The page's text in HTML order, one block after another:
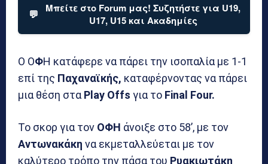
💬
Μπείτε στο Forum μας! Συζητήστε για U19,
U17, U15 και Ακαδημίες
Ο ΟΦΗ κατάφερε να πάρει την ισοπαλία με 1-1
επί της Παχαναϊκής, καταφέρνοντας να πάρει
μια θέση στα Play Offs για το Final Four.
Το σκορ για τον ΟΦΗ άνοιξε στο 58’, με τον
Αντωνακάκη να εκμεταλλεύεται με τον
καλύτερο τρόπο την πάσα του Ρυακιωτάκη